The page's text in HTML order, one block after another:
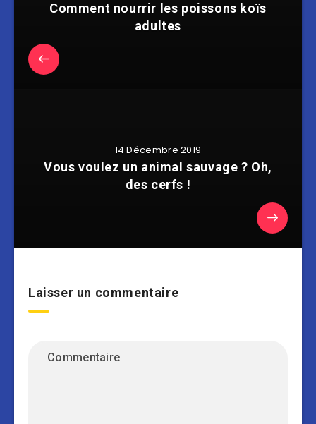
Comment nourrir les poissons koïs
adultes
14 Décembre 2019
Vous voulez un animal sauvage ? Oh,
des cerfs !
Laisser un commentaire